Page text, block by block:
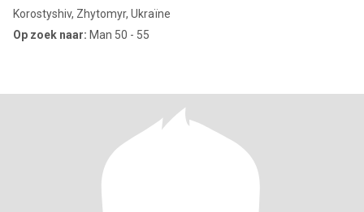
Korostyshiv, Zhytomyr, Ukraïne
Op zoek naar: Man 50 - 55